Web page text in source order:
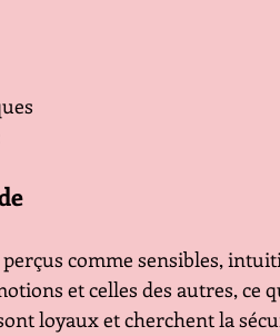
comme sensibles,
et celles des autres, ce
loyaux et cherchent la